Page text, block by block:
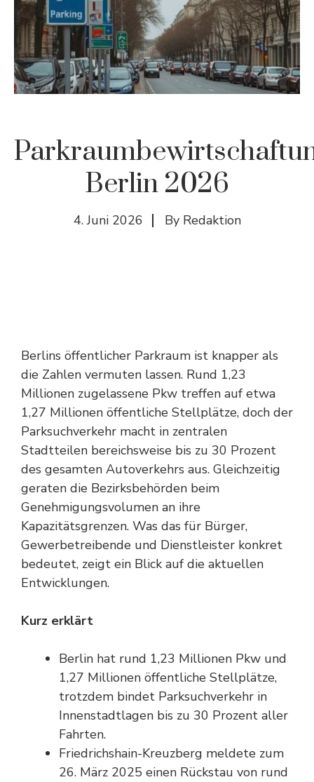
Berlin 2026
4. Juni 2026 By Redaktion
Berlins öffentlicher Parkraum ist knapper als
die Zahlen vermuten lassen. Rund 1,23
Millionen zugelassene Pkw treffen auf etwa
1,27 Millionen öffentliche Stellplätze, doch der
Parksuchverkehr macht in zentralen
Stadtteilen bereichsweise bis zu 30 Prozent
des gesamten Autoverkehrs aus. Gleichzeitig
geraten die Bezirksbehörden beim
Genehmigungsvolumen an ihre
Kapazitätsgrenzen. Was das für Bürger,
Gewerbetreibende und Dienstleister konkret
bedeutet, zeigt ein Blick auf die aktuellen
Entwicklungen.
Kurz erklärt
Berlin hat rund 1,23 Millionen Pkw und
1,27 Millionen öffentliche Stellplätze,
trotzdem bindet Parksuchverkehr in
Innenstadtlagen bis zu 30 Prozent aller
Fahrten.
Friedrichshain-Kreuzberg meldete zum
26. März 2025 einen Rückstau von rund